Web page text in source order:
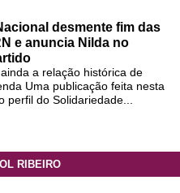
desmente fim das
e anuncia Nilda no
a relação histórica de
Uma publicação feita nesta
perfil do Solidariedade...
RIBEIRO